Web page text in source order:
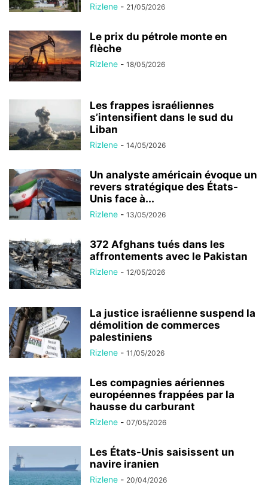
Rizlene - 21/05/2026
Le prix du pétrole monte en
flèche
Rizlene - 18/05/2026
Les frappes israéliennes
s’intensifient dans le sud du
Liban
Rizlene - 14/05/2026
Un analyste américain évoque un
revers stratégique des États-
Unis face à...
Rizlene - 13/05/2026
372 Afghans tués dans les
affrontements avec le Pakistan
Rizlene - 12/05/2026
La justice israélienne suspend la
démolition de commerces
palestiniens
Rizlene - 11/05/2026
Les compagnies aériennes
européennes frappées par la
hausse du carburant
Rizlene - 07/05/2026
Les États-Unis saisissent un
navire iranien
Rizlene - 20/04/2026